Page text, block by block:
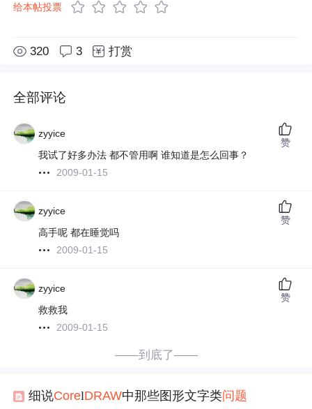
给本帖投票
320 3 打赏
全部评论
zyyice
我试了好多办法 都不管用啊 谁知道是怎么回事？
2009-01-15
赞
zyyice
高手呢 都在睡觉吗
2009-01-15
赞
zyyice
救救我
2009-01-15
赞
——到底了——
细说CorelDRAW中那些图形文字类问题